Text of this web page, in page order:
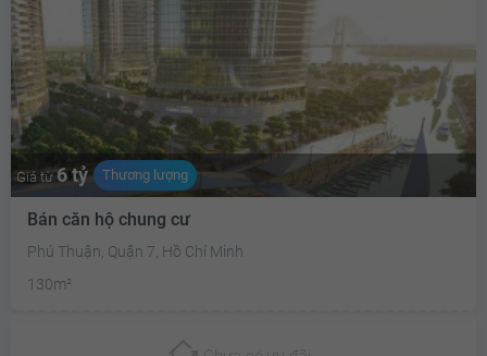
Giá từ6 tỷ Thương lượng
Bán căn hộ chung cư
Phú Thuận, Quận 7, Hồ Chí Minh
130m²